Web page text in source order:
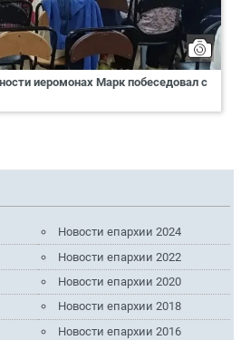
иеромонах Марк побеседовал с
Новости епархии 2024
Новости епархии 2022
Новости епархии 2020
Новости епархии 2018
Новости епархии 2016